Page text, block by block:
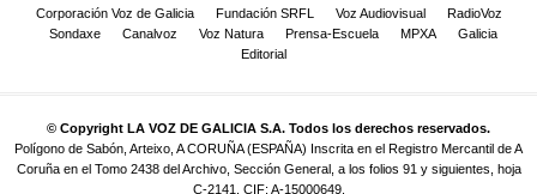
Corporación Voz de Galicia Fundación SRFL Voz Audiovisual
RadioVoz
Sondaxe
Canalvoz Voz Natura Prensa-Escuela MPXA
Galicia
Editorial
© Copyright LA VOZ DE GALICIA S.A. Todos los derechos reservados.
Polígono de Sabón, Arteixo, A CORUÑA (ESPAÑA) Inscrita en el Registro Mercantil de A
Coruña en el Tomo 2438 del Archivo, Sección General, a los folios 91 y siguientes, hoja
C-2141. CIF: A-15000649.